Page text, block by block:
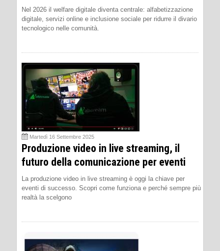
Nel 2026 il welfare digitale diventa centrale: alfabetizzazione
digitale, servizi online e inclusione sociale per ridurre il divario
tecnologico nelle comunità.
Martedì 16 Settembre 2025
Produzione video in live streaming, il
futuro della comunicazione per eventi
La produzione video in live streaming è oggi la chiave per
eventi di successo. Scopri come funziona e perché sempre più
realtà la scelgono